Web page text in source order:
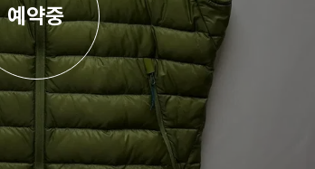
예약중